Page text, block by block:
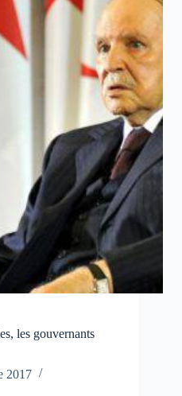
les gouvernants
2017